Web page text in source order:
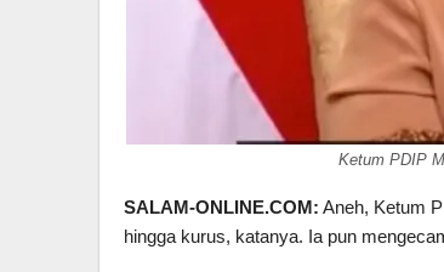
Ketum PDIP
SALAM-ONLINE.COM: Aneh, Ketum
hingga kurus, katanya. Ia pun